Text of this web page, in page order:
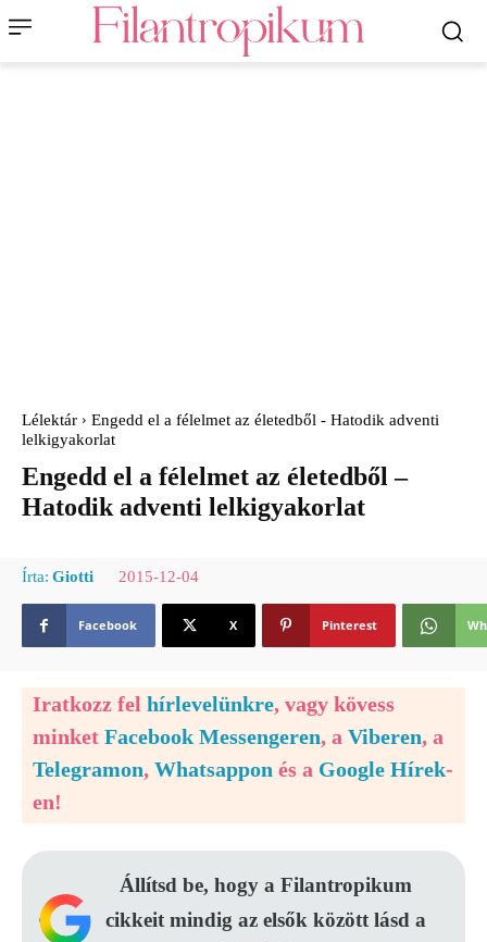
Lélektár
Engedd el a félelmet az életedből - Hatodik adventi
lelkigyakorlat
Engedd el a félelmet az életedből –
Hatodik adventi lelkigyakorlat
Írta: Giotti 2015-12-04
Facebook X Pinterest
Iratkozz fel hírlevelünkre, vagy kövess
minket Facebook Messengeren, a Viberen, a
Telegramon, Whatsappon és a Google Hírek-
en!
Állítsd be, hogy a Filantropikum
cikkeit mindig az elsők között lásd a